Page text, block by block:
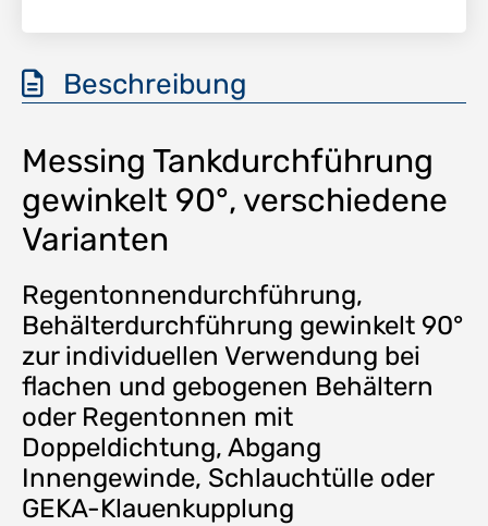
Beschreibung
Messing Tankdurchführung
gewinkelt 90°, verschiedene
Varianten
Regentonnendurchführung,
Behälterdurchführung gewinkelt 90°
zur individuellen Verwendung bei
flachen und gebogenen Behältern
oder Regentonnen mit
Doppeldichtung, Abgang
Innengewinde, Schlauchtülle oder
GEKA-Klauenkupplung